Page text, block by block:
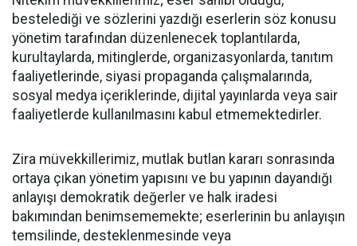
bestelediği ve sözlerini yazdığı eserlerin söz konusu
yönetim tarafından düzenlenecek toplantılarda,
kurultaylarda, mitinglerde, organizasyonlarda, tanıtım
faaliyetlerinde, siyasi propaganda çalışmalarında,
sosyal medya içeriklerinde, dijital yayınlarda veya sair
faaliyetlerde kullanılmasını kabul etmemektedirler.
Zira müvekkillerimiz, mutlak butlan kararı sonrasında
ortaya çıkan yönetim yapısını ve bu yapının dayandığı
anlayışı demokratik değerler ve halk iradesi
bakımından benimsememekte; eserlerinin bu anlayışın
temsilinde, desteklenmesinde veya